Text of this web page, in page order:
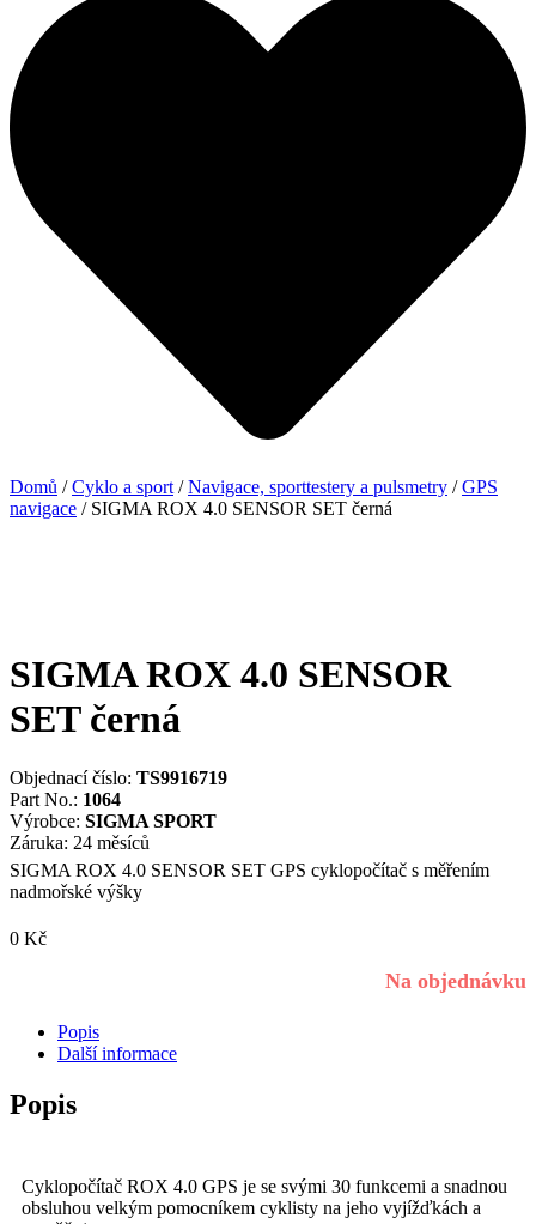
Domů /Cyklo a sport /Navigace, sporttestery a pulsmetry /GPS
navigace / SIGMA ROX 4.0 SENSOR SET černá
SIGMA ROX 4.0 SENSOR
SET černá
Objednací číslo: TS9916719
Part No.: 1064
Výrobce: SIGMA SPORT
Záruka: 24 měsíců
SIGMA ROX 4.0 SENSOR SET GPS cyklopočítač s měřením
nadmořské výšky
0 Kč
Na objednávku
Popis
Další informace
Popis
Cyklopočítač ROX 4.0 GPS je se svými 30 funkcemi a snadnou
obsluhou velkým pomocníkem cyklisty na jeho vyjížďkách a